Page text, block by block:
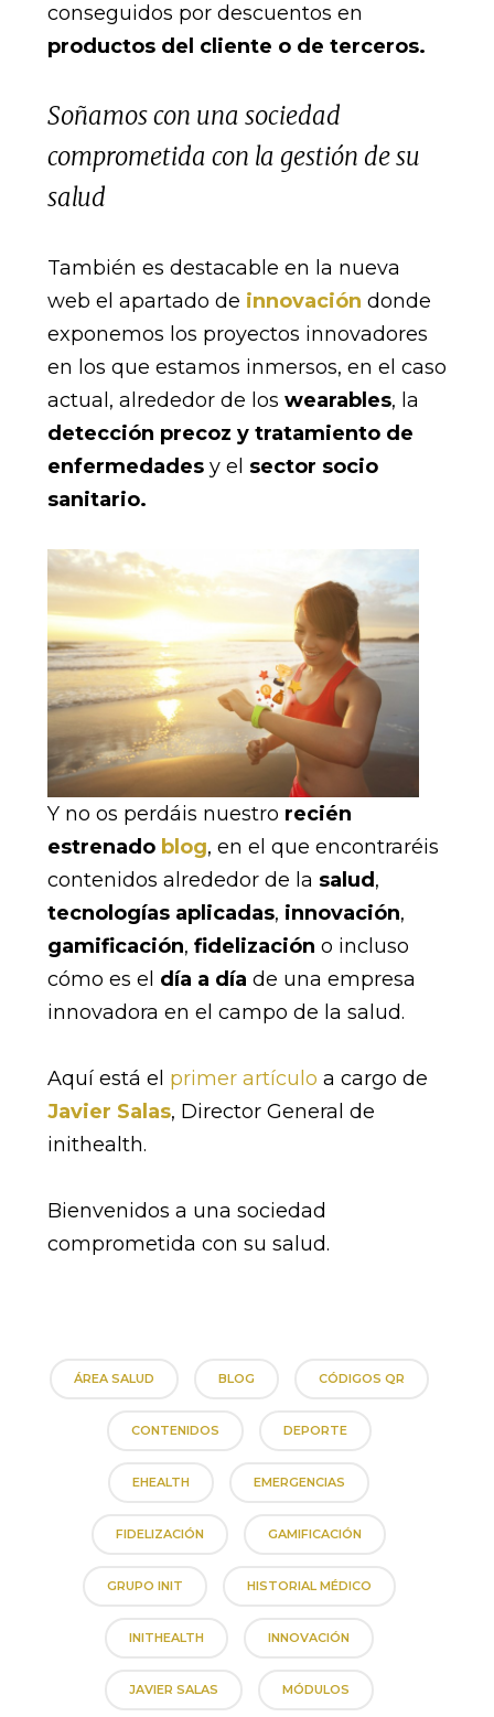
conseguidos por descuentos en
productos del cliente o de terceros.
Soñamos con una sociedad
comprometida con la gestión de su
salud
También es destacable en la nueva
web el apartado de innovación donde
exponemos los proyectos innovadores
en los que estamos inmersos, en el caso
actual, alrededor de los wearables, la
detección precoz y tratamiento de
enfermedadesy el sector socio
sanitario.
Y no os perdáis nuestro recién
estrenado blog, en el que encontraréis
contenidos alrededor de la salud ,
tecnologías aplicadas, innovación,
gamificación, fidelización o incluso
cómo es el día a día de una empresa
innovadora en el campo de la salud.
Aquí está el primer artículo a cargo de
Javier Salas, Director General de
inithealth.
Bienvenidos a una sociedad
comprometida con su salud.
ÁREA SALUD BLOG CÓDIGOS QR
CONTENIDOS DEPORTE
EHEALTH EMERGENCIAS
FIDELIZACIÓN GAMIFICACIÓN
GRUPO INIT HISTORIAL MÉDICO
INITHEALTH INNOVACIÓN
JAVIER SALAS MÓDULOS